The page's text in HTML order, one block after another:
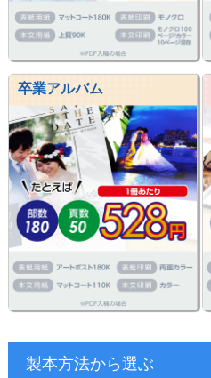
卒業アルバム
製本方法から選ぶ